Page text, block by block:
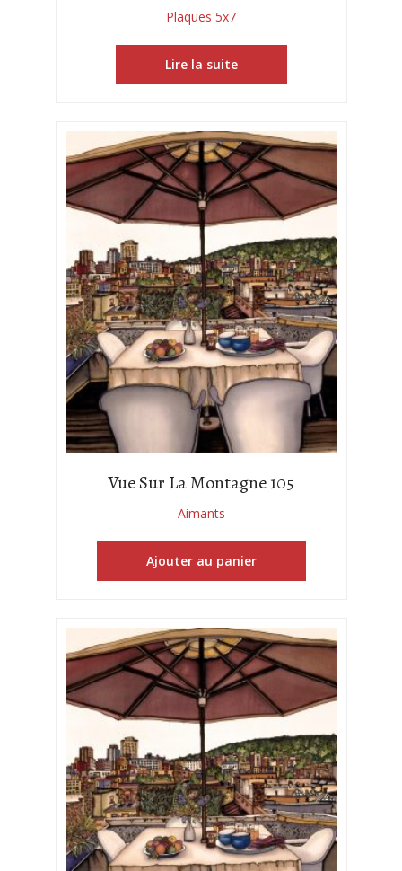
Plaques 5x7
Lire la suite
Vue Sur La Montagne 105
Aimants
Ajouter au panier